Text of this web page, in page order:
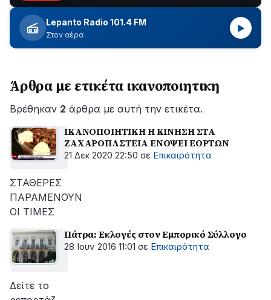
περίπου
δύο
ώρες
εξέλιξη
οι
εργασίες
ΔΕΔΔΗΕ
για
την
της
βλάβης
Lepanto Radio 101.4 FM
Στον αέρα
▶
Άρθρα με ετικέτα ικανοποιητικη
Βρέθηκαν 2 άρθρα με αυτή την ετικέτα.
ΙΚΑΝΟΠΟΙΗΤΙΚΗ Η ΚΙΝΗΣΗ ΣΤΑ
ΖΑΧΑΡΟΠΛΣΤΕΙΑ ΕΝΟΨΕΙ ΕΟΡΤΩΝ
21 Δεκ 2020 22:50 σε Επικαιρότητα
ΣΤΑΘΕΡΕΣ
ΠΑΡΑΜΕΝΟΥΝ
ΟΙ ΤΙΜΕΣ
Πάτρα: Εκλογές στον Εμπορικό Σύλλογο
28 Ιουν 2016 11:01 σε Επικαιρότητα
Δείτε το